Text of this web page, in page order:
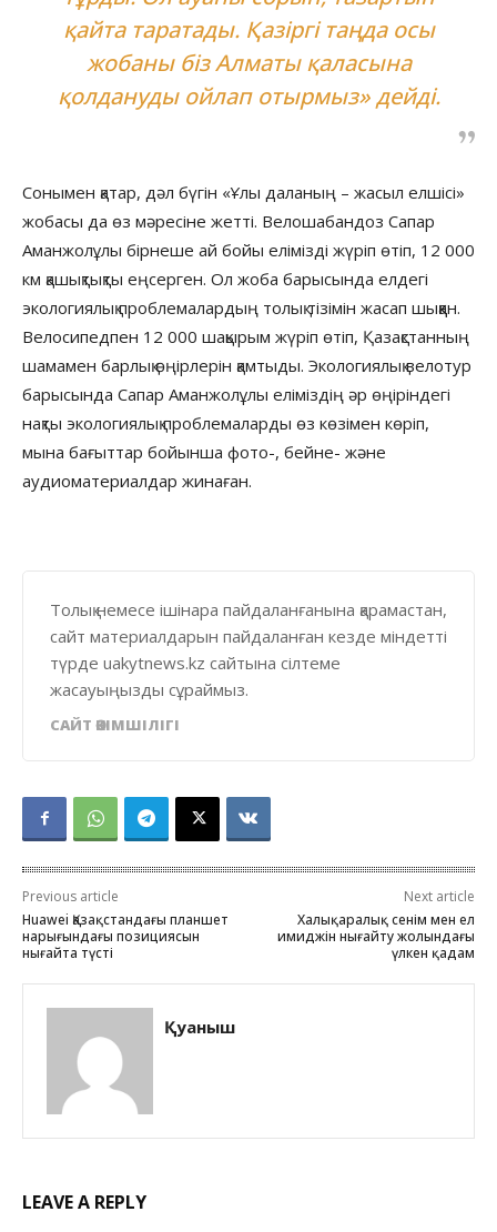
қайта таратады. Қазіргі таңда осы
жобаны біз Алматы қаласына
қолдануды ойлап отырмыз» дейді.
Сонымен қатар, дәл бүгін «Ұлы даланың – жасыл елшісі»
жобасы да өз мәресіне жетті. Велошабандоз Сапар
Аманжолұлы бірнеше ай бойы елімізді жүріп өтіп, 12 000
км қашықтықты еңсерген. Ол жоба барысында елдегі
экологиялық проблемалардың толық тізімін жасап шыққан.
Велосипедпен 12 000 шақырым жүріп өтіп, Қазақстанның
шамамен барлық өңірлерін қамтыды. Экологиялық велотур
барысында Сапар Аманжолұлы еліміздің әр өңіріндегі
нақты экологиялық проблемаларды өз көзімен көріп,
мына бағыттар бойынша фото-, бейне- және
аудиоматериалдар жинаған.
Толық немесе ішінара пайдаланғанына қарамастан,
сайт материалдарын пайдаланған кезде міндетті
түрде uakytnews.kz сайтына сілтеме
жасауыңызды сұраймыз.
САЙТ ӘКІМШІЛІГІ
Previous article
Huawei Қазақстандағы планшет
нарығындағы позициясын
нығайта түсті
Next article
Халықаралық сенім мен ел
имиджін нығайту жолындағы
үлкен қадам
Қуаныш
LEAVE A REPLY